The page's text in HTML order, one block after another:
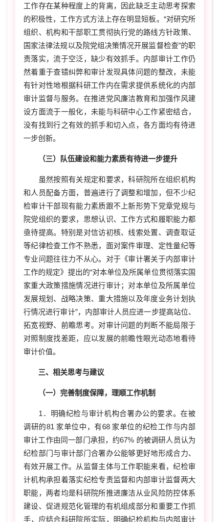
工作存在某种程度上的背离，因此缺乏主动思考探索
的积极性，工作方式方法上存在明显短板。“对研究所
组织、机构和干部职工贯彻执行党的路线方针政策、
国家法律法规以及院党组决策情况开展监督检查”的职
责落实，流于空泛，缺少有效抓手。内部审计工作仍
然着重于查错纠弊和审计发现具体问题的整改，未能
有针对性地根据科研工作内在需求提供系统化的内部
审计监督与服务。在推进党风廉洁教育和加强作风建
设方面流于一般化，未能与科研中心工作紧密结合，
没有找到行之有效的抓手和切入点，各方面均有待进
一步创新。
（三）队伍建设和能力素质有待进一步提升
虽然按照有关规定和要求，科研院所在组织机构
和人员配备方面，普遍进行了调整和增加，但不少纪
检审计干部现有能力素质跟不上新形势下党章党规与
院党组织的要求，思想认识、工作方式和履职能力都
亟待提高。特别是对信访初核、线索处置、调查取证
等纪律检查工作不熟悉，面对案件审理、定性量纪等
专业问题往往力不从心。对于《审计署关于内部审计
工作的规定》提出的“对本单位及所属单位贯彻落实国
家重大政策措施情况进行审计；对本单位及所属单位
发展规划、战略决策、重大措施以及年度业务计划执
行情况进行审计”，内部审计人员应进一步提高站位、
拓宽视野、前瞻思考。对审计问题的判断不能局限于
对照制度找差距，应以发展的前瞻性眼光动态地看待
审计价值。
三、相关思考与建议
（一）完善制度保障，理顺工作机制
1．明确纪检与审计机构合署办公的要求。在被
调研的81 家单位中，有68 家单位的纪检工作与内部
审计工作由同一部门承担，约67% 的被调研人员认为
纪检部门与审计部门合署办公能够更好地形成合力、
有效开展工作。从监督主体与工作职能来看，纪检审
计机构承担着落实纪检专责监督和内部审计监督两大
职能，两者均是科研院所推进廉洁从业风险防控体系
建设、促进规范化管理的有机组成部分和重要工作抓
手，应结合科研院所实际，明确纪检机构与内部审计